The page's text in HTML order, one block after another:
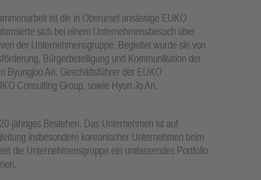
ist die in Oberursel ansässige EUKO
sich bei einem Unternehmensbesuch über
der Unternehmensgruppe. Begleitet wurde sie von
Bürgerbeteiligung und Kommunikation der
Byungjoo An, Geschäftsführer der EUKO
Consulting Group, sowie Hyun Jo An,
jähriges Bestehen. Das Unternehmen ist auf
insbesondere koreanischer Unternehmen beim
die Unternehmensgruppe ein umfassendes Portfolio